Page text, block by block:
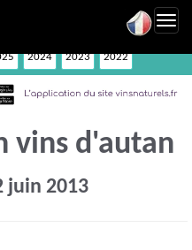
2024 2023 2022
vins d'autan
juin 2013